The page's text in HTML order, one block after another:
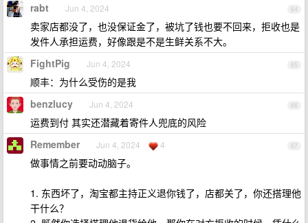
64
rabt Jun 4, 2024
卖家店都没了，也没保证金了，被坑了钱也要不回来，拒收也是
发件人承担运费，好像跟是不是生鲜关系不大。
65
FightPig Jun 4, 2024
顺丰：为什么受伤的是我
66
benzlucy Jun 4, 2024
运费到付 其实还潜藏着寄件人兜底的风险
67
Remember Jun 4, 2024 4
做事情之前要动动脑子。
1. 东西坏了，淘宝都主持正义退你钱了，店都关了，你还搭理他
干什么？